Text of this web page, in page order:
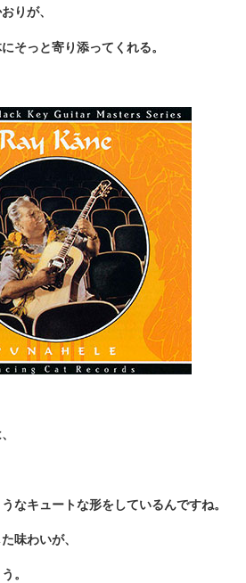
りが、
そっと寄り添ってくれる。
なキュートな形をしているんですね。
味わいが、
。